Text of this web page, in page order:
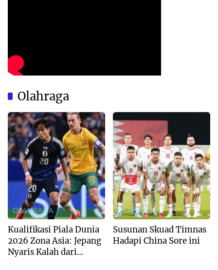
Olahraga
OLAHRAGA
Kualifikasi Piala Dunia
2026 Zona Asia: Jepang
Nyaris Kalah dari
OLAHRAGA
Susunan Skuad Timnas
Hadapi China Sore ini